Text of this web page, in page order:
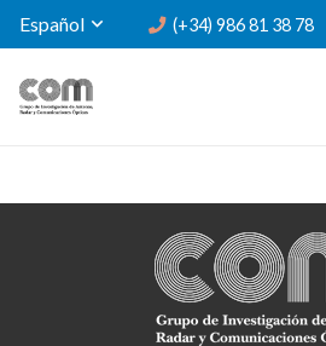
Español (+34) 986 81 38 78